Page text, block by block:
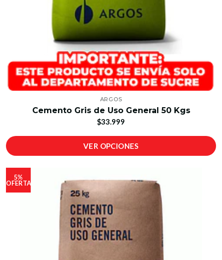
ARGOS
Cemento Gris de Uso General 50 Kgs
$33.999
VER OPCIONES
5%
OFERTA